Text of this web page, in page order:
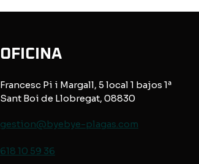
OFICINA
Francesc Pi i Margall, 5 local 1 bajos 1ª
Sant Boi de Llobregat, 08830
gestion@byebye-plagas.com
618 10 59 36